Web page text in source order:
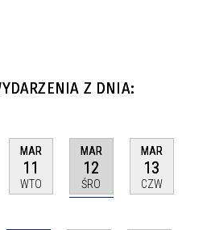
Z DNIA:
MAR
11
WTO
MAR
12
ŚRO
MAR
13
CZW